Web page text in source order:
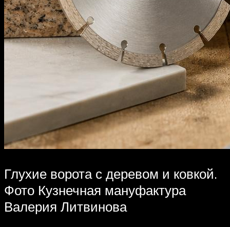
Глухие ворота с деревом и ковкой.
Фото Кузнечная мануфактура
Валерия Литвинова